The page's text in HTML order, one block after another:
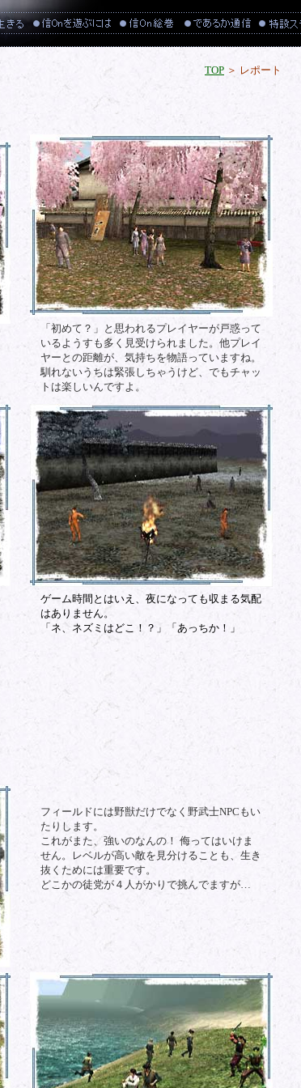
TOP ＞ レポート
「初めて？」と思われるプレイヤーが戸惑って
いるようすも多く見受けられました。他プレイ
ヤーとの距離が、気持ちを物語っていますね。
馴れないうちは緊張しちゃうけど、でもチャッ
トは楽しいんですよ。
ゲーム時間とはいえ、夜になっても収まる気配
はありません。
「ネ、ネズミはどこ！？」「あっちか！」
フィールドには野獣だけでなく野武士NPCもい
たりします。
これがまた、強いのなんの！ 侮ってはいけま
せん。レベルが高い敵を見分けることも、生き
抜くためには重要です。
どこかの徒党が４人がかりで挑んでますが…